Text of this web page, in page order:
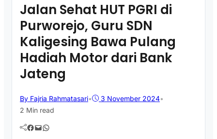
Jalan Sehat HUT PGRI di
Purworejo, Guru SDN
Kaligesing Bawa Pulang
Hadiah Motor dari Bank
Jateng
By Fajria Rahmatasari• 3 November 2024•
2 Min read
Facebook Mail WhatsApp